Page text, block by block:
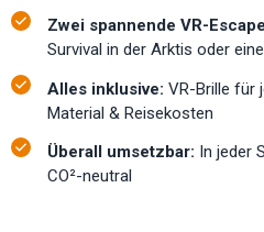
Zwei spannende VR-
Survival in der Arktis oder
Alles inklusive: VR-Brille für
Material & Reisekosten
Überall umsetzbar: In jeder
CO²-neutral